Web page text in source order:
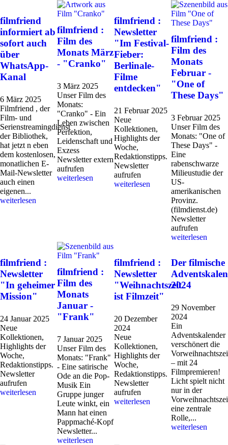
filmfriend
informiert ab
sofort auch
über
WhatsApp-
Kanal
6 März 2025
Filmfriend , der
Film- und
Serienstreamingdienst
der Bibliothek,
hat jetzt n eben
dem kostenlosen,
monatlichen E-
Mail-Newsletter
auch einen
eigenen...
weiterlesen
filmfriend :
Film des
Monats März
- "Cranko"
3 März 2025
Unser Film des
Monats:
"Cranko" - Ein
Leben zwischen
Perfektion,
Leidenschaft und
Exzess
Newsletter extern
aufrufen
weiterlesen
filmfriend :
Newsletter
"Im Festival-
Fieber:
Berlinale-
Filme
entdecken"
21 Februar 2025
Neue
Kollektionen,
Highlights der
Woche,
Redaktionstipps.
Newsletter
aufrufen
weiterlesen
filmfriend :
Film des
Monats
Februar -
"One of
These Days"
3 Februar 2025
Unser Film des
Monats: "One of
These Days" -
Eine
rabenschwarze
Milieustudie der
US-
amerikanischen
Provinz.
(filmdienst.de)
Newsletter
aufrufen
weiterlesen
filmfriend :
Newsletter
"In geheimer
Mission"
24 Januar 2025
Neue
Kollektionen,
Highlights der
Woche,
Redaktionstipps.
Newsletter
aufrufen
weiterlesen
filmfriend :
Film des
Monats
Januar -
"Frank"
7 Januar 2025
Unser Film des
Monats: "Frank"
- Eine satirische
Ode an die Pop-
Musik Ein
Gruppe junger
Leute winkt, ein
Mann hat einen
Pappmaché-Kopf
Newsletter...
weiterlesen
filmfriend :
Newsletter
"Weihnachtszeit
ist Filmzeit"
20 Dezember
2024
Neue
Kollektionen,
Highlights der
Woche,
Redaktionstipps.
Newsletter
aufrufen
weiterlesen
Der filmische
2024
29 November
2024
Ein
Adventskalender
verschönert die
– mit 24
Filmpremieren!
Licht spielt nicht
nur in der
eine zentrale
Rolle,...
weiterlesen